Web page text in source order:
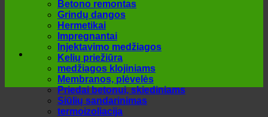
Betono remontas
Grindų dangos
Hermetikai
Impregnantai
Injektavimo medžiagos
Kelių priežiūra
medžiagos klojiniams
Membranos, plėvelės
Priedai betonui, skiediniams
Siūlių sandarinimas
termoizoliacija